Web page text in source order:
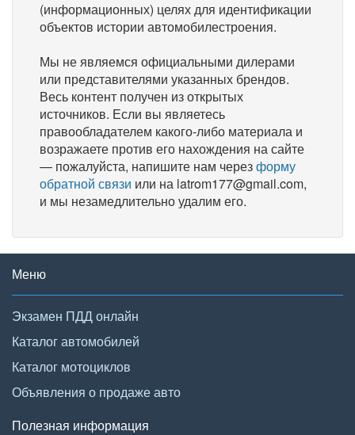
(информационных) целях для идентификации
объектов истории автомобилестроения.
Мы не являемся официальными дилерами
или представителями указанных брендов.
Весь контент получен из открытых
источников. Если вы являетесь
правообладателем какого-либо материала и
возражаете против его нахождения на сайте
— пожалуйста, напишите нам черезформу
обратной связи или на latrom177@gmail.com,
и мы незамедлительно удалим его.
Меню
Экзамен ПДД онлайн
Каталог автомобилей
Каталог мотоциклов
Объявления о продаже авто
Полезная информация